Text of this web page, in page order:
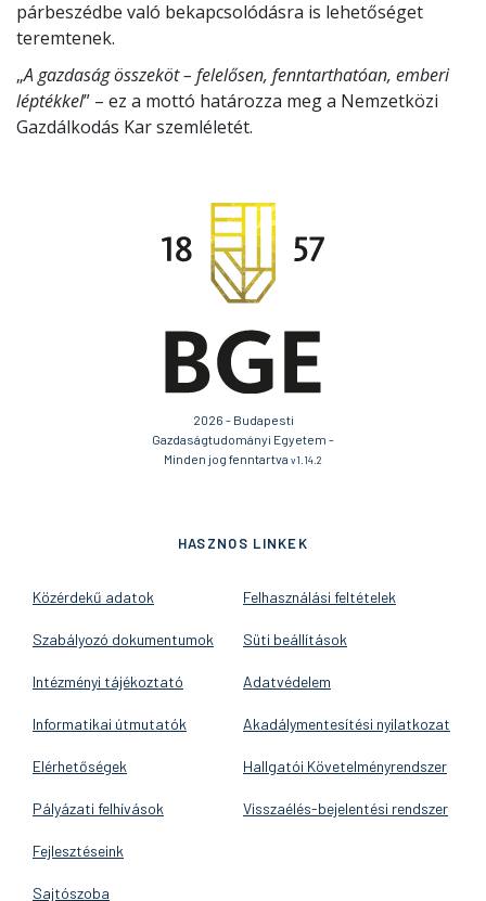
párbeszédbe való bekapcsolódásra is lehetőséget
teremtenek.
„A gazdaság összeköt – felelősen, fenntarthatóan, emberi
léptékkel” – ez a mottó határozza meg a Nemzetközi
Gazdálkodás Kar szemléletét.
2026 - Budapesti
Gazdaságtudományi Egyetem -
Minden jog fenntartva v1.14.2
HASZNOS LINKEK
Közérdekű adatok
Szabályozó dokumentumok
Intézményi tájékoztató
Informatikai útmutatók
Elérhetőségek
Pályázati felhívások
Fejlesztéseink
Sajtószoba
Felhasználási feltételek
Süti beállítások
Adatvédelem
Akadálymentesítési nyilatkozat
Hallgatói Követelményrendszer
Visszaélés-bejelentési rendszer